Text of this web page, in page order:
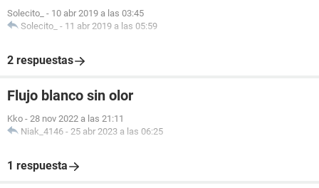
Solecito_ - 10 abr 2019 a las 03:45
Solecito_ - 11 abr 2019 a las 05:59
2 respuestas
Flujo blanco sin olor
Kko - 28 nov 2022 a las 21:11
Niak_4146 - 25 abr 2023 a las 06:25
1 respuesta